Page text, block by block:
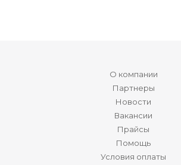
О компании
Партнеры
Новости
Вакансии
Прайсы
Помощь
Условия оплаты